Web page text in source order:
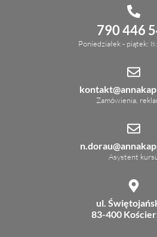
790 446
Poniedziałek - piątek:
Zamówienia,
Asystent
ul.
83-400